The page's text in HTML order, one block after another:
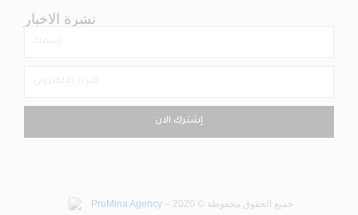
نشرة الاخبار
إشترك الان
ProMina Agency – جميع الحقوق محفوظة © 2020